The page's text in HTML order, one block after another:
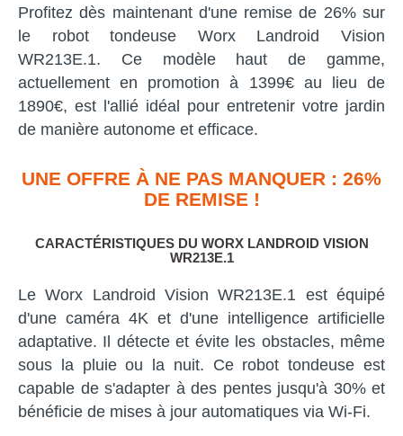
Profitez dès maintenant d'une remise de 26% sur
le robot tondeuse Worx Landroid Vision
WR213E.1. Ce modèle haut de gamme,
actuellement en promotion à 1399€ au lieu de
1890€, est l'allié idéal pour entretenir votre jardin
de manière autonome et efficace.
UNE OFFRE À NE PAS MANQUER : 26%
DE REMISE !
CARACTÉRISTIQUES DU WORX LANDROID VISION
WR213E.1
Le Worx Landroid Vision WR213E.1 est équipé
d'une caméra 4K et d'une intelligence artificielle
adaptative. Il détecte et évite les obstacles, même
sous la pluie ou la nuit. Ce robot tondeuse est
capable de s'adapter à des pentes jusqu'à 30% et
bénéficie de mises à jour automatiques via Wi-Fi.